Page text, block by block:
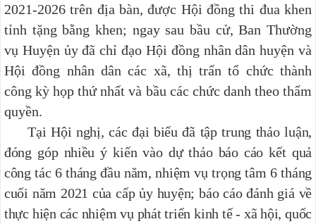
2021-2026 trên địa bàn,được Hội đồng thi đua khen
tỉnh tặng bằng khen; ngay sau bầu cử,Ban Thường
vụ Huyện ủyđã chỉ đạo Hội đồng nhân dân huyện và
Hội đồng nhân dân các xã, thị trấn tổ chức thành
công kỳ họp thứ nhất và bầu các chức danh theo thẩm
quyền.
Tại Hội nghị, các đại biểu đã tập trung thảo luận,
đóng góp nhiều ý kiến vào dự thảo báo cáo kết quả
công tác 6 tháng đầu năm, nhiệm vụ trọng tâm 6 tháng
cuối năm 2021 của cấp ủy huyện; báo cáo đánh giá về
thực hiện các nhiệm vụ phát triển kinh tế - xã hội, quốc